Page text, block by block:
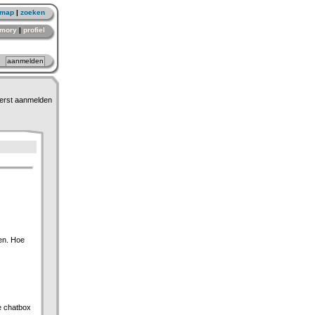
| zoeken
| profiel
aanmelden
Hoe
chatbox